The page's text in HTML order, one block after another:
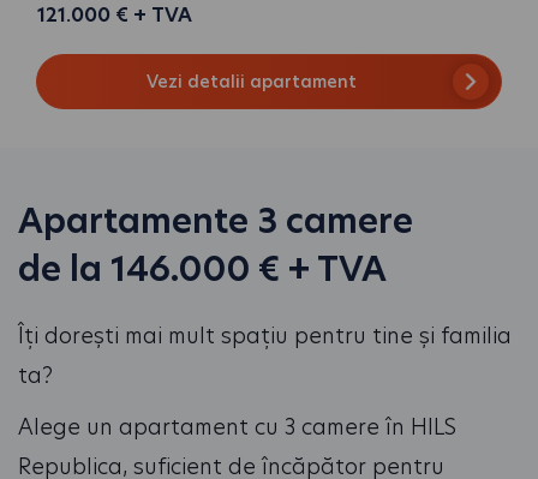
121.000 € + TVA
Vezi detalii apartament
Apartamente 3 camere
de la 146.000 € + TVA
Îți dorești mai mult spațiu pentru tine și familia
ta?
Alege un apartament cu 3 camere în HILS
Republica, suficient de încăpător pentru